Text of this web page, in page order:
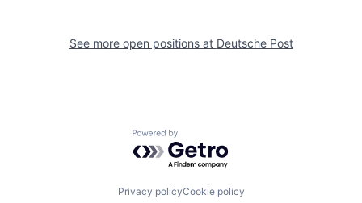
See more open positions at Deutsche Post
Powered by Getro.com
Privacy policyCookie policy